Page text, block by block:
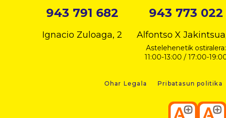
943 791 682
Ignacio Zuloaga, 2
943 773 022
Alfontso X
Astelehenetik ostiralera:
11:00-13:00 / 17:00-
Ohar Legala Pribatasun politika